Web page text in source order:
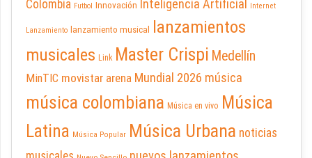
Colombia Futbol Innovación Inteligencia Artificial Internet
Lanzamiento lanzamiento musical
lanzamientos
musicales Link Master Crispi Medellín
MinTIC movistar arena Mundial 2026 música
música colombiana Música en vivo Música
Latina Música Popular Música Urbana noticias